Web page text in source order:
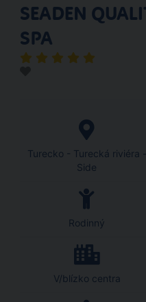
SEADEN
SPA
Turecko - Turecká riviéra -
Side
Rodinný
V/blízko centra